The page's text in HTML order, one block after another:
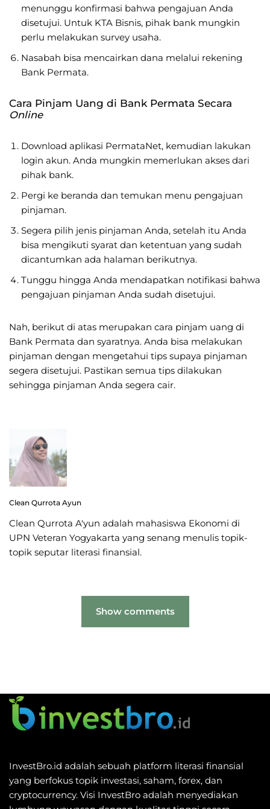
menunggu konfirmasi bahwa pengajuan Anda
disetujui. Untuk KTA Bisnis, pihak bank mungkin
perlu melakukan survey usaha.
Nasabah bisa mencairkan dana melalui rekening
Bank Permata.
Cara Pinjam Uang di Bank Permata Secara
Online
Download aplikasi PermataNet, kemudian lakukan
login akun. Anda mungkin memerlukan akses dari
pihak bank.
Pergi ke beranda dan temukan menu pengajuan
pinjaman.
Segera pilih jenis pinjaman Anda, setelah itu Anda
bisa mengikuti syarat dan ketentuan yang sudah
dicantumkan ada halaman berikutnya.
Tunggu hingga Anda mendapatkan notifikasi bahwa
pengajuan pinjaman Anda sudah disetujui.
Nah, berikut di atas merupakan cara pinjam uang di
Bank Permata dan syaratnya. Anda bisa melakukan
pinjaman dengan mengetahui tips supaya pinjaman
segera disetujui. Pastikan semua tips dilakukan
sehingga pinjaman Anda segera cair.
Clean Qurrota Ayun
Clean Qurrota A'yun adalah mahasiswa Ekonomi di
UPN Veteran Yogyakarta yang senang menulis topik-
topik seputar literasi finansial.
Show comments
InvestBro.id adalah sebuah platform literasi finansial
yang berfokus topik investasi, saham, forex, dan
cryptocurrency. Visi InvestBro adalah menyediakan